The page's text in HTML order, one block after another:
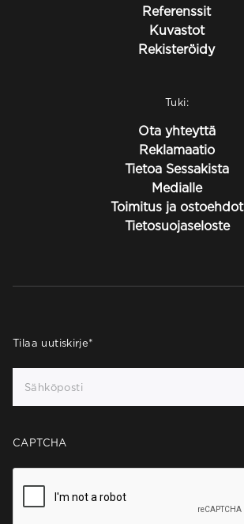
Referenssit
Kuvastot
Rekisteröidy
Tuki:
Ota yhteyttä
Reklamaatio
Tietoa Sessakista
Medialle
Toimitus ja ostoehdot
Tietosuojaseloste
Tilaa uutiskirje*
CAPTCHA